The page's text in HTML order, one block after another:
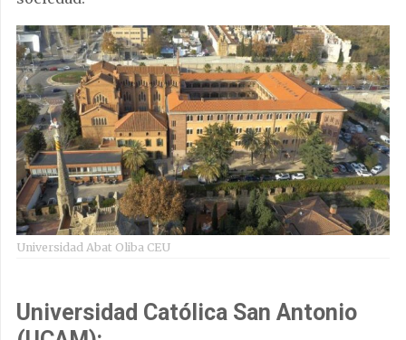
Universidad Abat Oliba CEU
Universidad Católica San Antonio